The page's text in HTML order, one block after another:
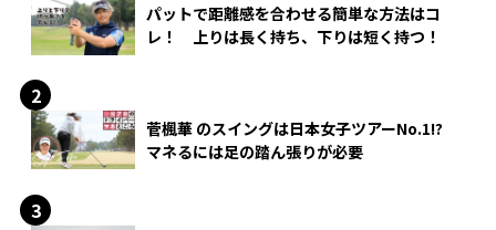
パットで距離感を合わせる簡単な方法はコ
レ！ 上りは長く持ち、下りは短く持つ！
菅楓華 のスイングは日本女子ツアーNo.1!?
マネるには足の踏ん張りが必要